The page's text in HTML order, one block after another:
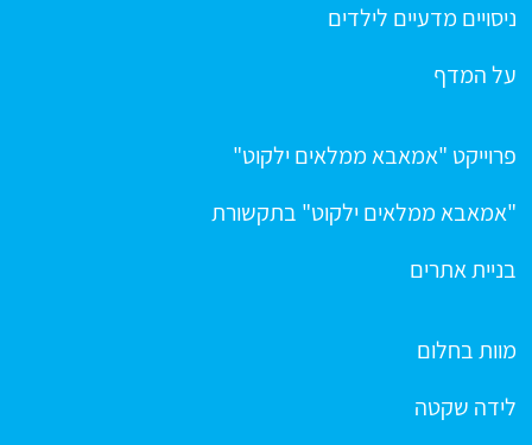
ניסויים מדעיים לילדים
על המדף
פרוייקט "אמאבא ממלאים ילקוט"
"אמאבא ממלאים ילקוט" בתקשורת
בניית אתרים
מוות בחלום
לידה שקטה